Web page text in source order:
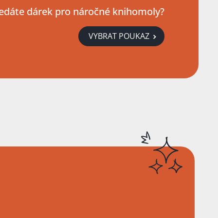
dárek pro náročné knihomoly?
VYBRAT POUKAZ